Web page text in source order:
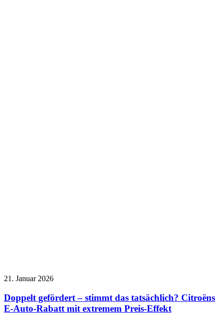
21. Januar 2026
Doppelt gefördert – stimmt das tatsächlich? Citroëns
E-Auto-Rabatt mit extremem Preis-Effekt